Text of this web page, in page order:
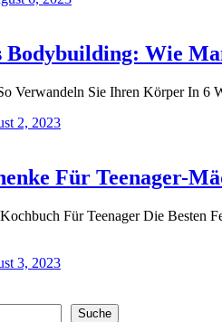
Bodybuilding: Wie
Verwandeln Sie Ihren Körper In 6
2, 2023
Für Teenager-
Für Teenager Die Besten
3, 2023
Suche